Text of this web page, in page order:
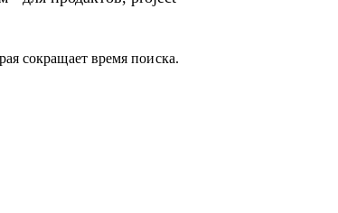
сокращает время поиска.